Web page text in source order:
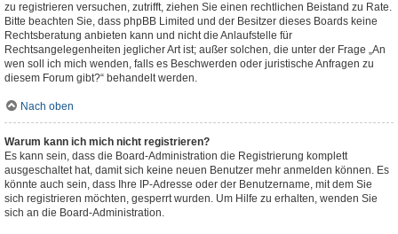
zu registrieren versuchen, zutrifft, ziehen Sie einen rechtlichen Beistand zu Rate.
Bitte beachten Sie, dass phpBB Limited und der Besitzer dieses Boards keine
Rechtsberatung anbieten kann und nicht die Anlaufstelle für
Rechtsangelegenheiten jeglicher Art ist; außer solchen, die unter der Frage „An
wen soll ich mich wenden, falls es Beschwerden oder juristische Anfragen zu
diesem Forum gibt?“ behandelt werden.
Nach oben
Warum kann ich mich nicht registrieren?
Es kann sein, dass die Board-Administration die Registrierung komplett
ausgeschaltet hat, damit sich keine neuen Benutzer mehr anmelden können. Es
könnte auch sein, dass Ihre IP-Adresse oder der Benutzername, mit dem Sie
sich registrieren möchten, gesperrt wurden. Um Hilfe zu erhalten, wenden Sie
sich an die Board-Administration.